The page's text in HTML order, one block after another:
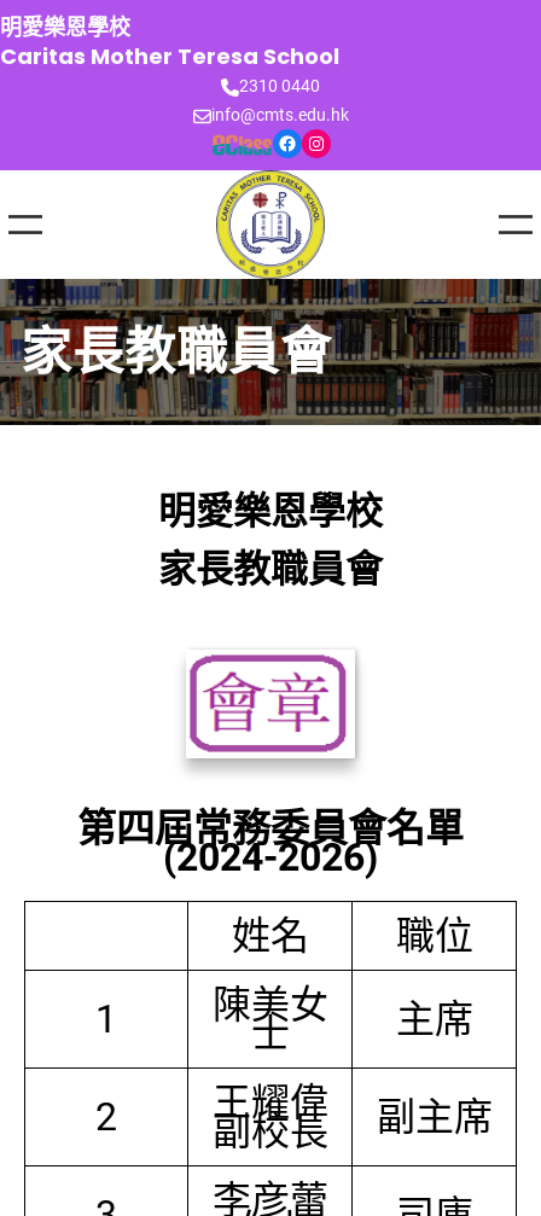
跳
至
主
明愛樂恩學校
Caritas Mother Teresa School
2310 0440
info@cmts.edu.hk
Facebook Instagram
家長教職員會
明愛樂恩學校
家長教職員會
第四屆常務委員會名單
(2024-2026)
姓名
職位
1
陳美女
士 主席
2 王耀偉
副校長 副主席
李彦蕾